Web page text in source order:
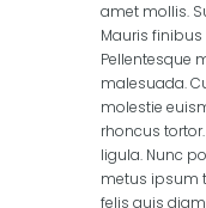
amet mollis.
Mauris
Pellentesque
malesuada.
molestie
rhoncus
ligula. Nunc
metus ipsum
felis quis